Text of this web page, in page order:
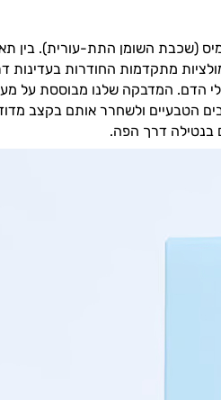
(שכבת השומן התת-עורית). בין
מתקדמות החודרות בעדינות
כלי הדם. המדבקה שלנו מבוססת על
הטבעיים ולשחרר אותם בקצב
בנטילה דרך הפה.